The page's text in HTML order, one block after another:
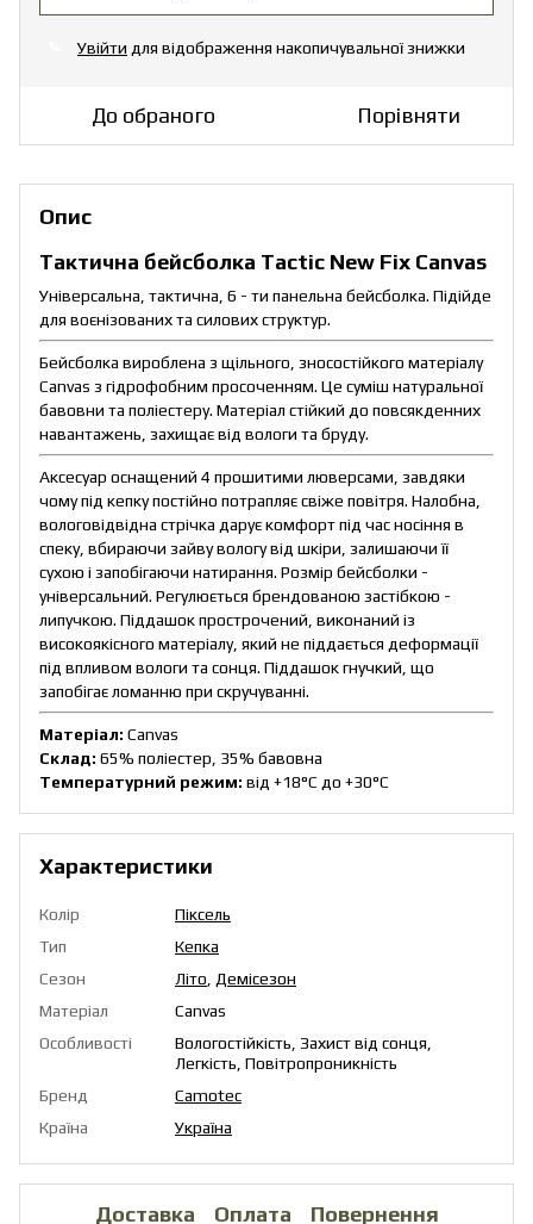
Увійти для відображення накопичувальної знижки
До обраного Порівняти
Опис
Тактична бейсболка Tactic New Fix Canvas
Універсальна, тактична, 6 - ти панельна бейсболка. Підійде
для воєнізованих та силових структур.
Бейсболка вироблена з щільного, зносостійкого матеріалу
Canvas з гідрофобним просоченням. Це суміш натуральної
бавовни та поліестеру. Матеріал стійкий до повсякденних
навантажень, захищає від вологи та бруду.
Аксесуар оснащений 4 прошитими люверсами, завдяки
чому під кепку постійно потрапляє свіже повітря. Налобна,
вологовідвідна стрічка дарує комфорт під час носіння в
спеку, вбираючи зайву вологу від шкіри, залишаючи її
сухою і запобігаючи натирання. Розмір бейсболки -
універсальний. Регулюється брендованою застібкою -
липучкою. Піддашок прострочений, виконаний із
високоякісного матеріалу, який не піддається деформації
під впливом вологи та сонця. Піддашок гнучкий, що
запобігає ломанню при скручуванні.
Матеріал: Canvas
Склад: 65% поліестер, 35% бавовна
Температурний режим: від +18°C до +30°C
Характеристики
Колір
Піксель
Тип
Кепка
Сезон
Літо Демісезон
Матеріал
Canvas
Особливості
Вологостійкість, Захист від сонця,
Легкість, Повітропроникність
Бренд
Camotec
Країна
Україна
Доставка Оплата Повернення